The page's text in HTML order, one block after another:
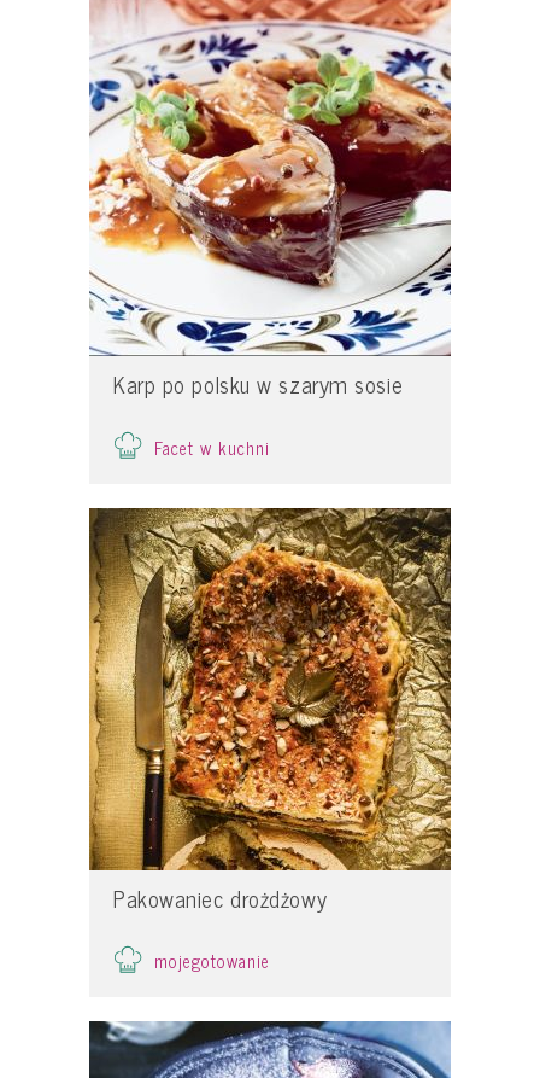
Karp po polsku w szarym sosie
Facet w kuchni
Pakowaniec drożdżowy
mojegotowanie